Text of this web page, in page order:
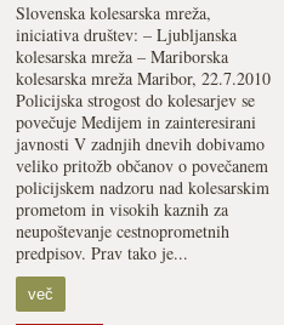
Slovenska kolesarska mreža,
iniciativa društev: – Ljubljanska
kolesarska mreža – Mariborska
kolesarska mreža Maribor, 22.7.2010
Policijska strogost do kolesarjev se
povečuje Medijem in zainteresirani
javnosti V zadnjih dnevih dobivamo
veliko pritožb občanov o povečanem
policijskem nadzoru nad kolesarskim
prometom in visokih kaznih za
neupoštevanje cestnoprometnih
predpisov. Prav tako je...
več